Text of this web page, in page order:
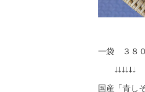
一袋 ３８
↓↓↓↓↓↓
国産「青し